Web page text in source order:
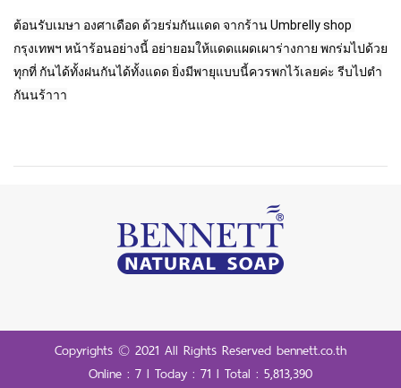
ต้อนรับเมษา องศาเดือด ด้วยร่มกันแดด จากร้าน Umbrelly shop
กรุงเทพฯ หน้าร้อนอย่างนี้ อย่ายอมให้แดดแผดเผาร่างกาย พกร่มไปด้วย
ทุกที่ กันได้ทั้งฝนกันได้ทั้งแดด ยิ่งมีพายุแบบนี้ควรพกไว้เลยค่ะ รีบไปตำ
กันนร้าาา
Copyrights © 2021 All Rights Reserved bennett.co.th
Online : 7 l Today : 71 l Total : 5,813,390